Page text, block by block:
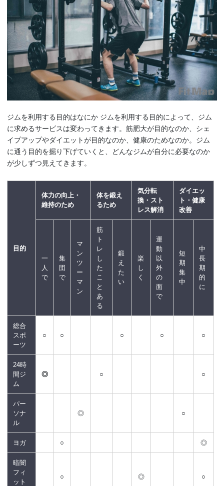
ジムを利用する目的はなにか ジムを利用する目的によって、ジム
に求めるサービスは変わってきます。筋肥大が目的なのか、シェ
イプアップやダイエットが目的なのか、健康のためなのか。ジム
に通う目的を掘り下げていくと、どんなジムが自分に必要なのか
が少しずつ見えてきます。
目的
体力の向上・
維持のため
体を鍛え
るため
気分転
換・スト
レス解消
ダイエッ
ト・健康
改善
一
人
で
集
団
で
マ
ン
ツ
ー
マ
ン
筋
ト
レ
し
た
こ
と
あ
る
鍛
え
た
い
楽
し
く
運
動
以
外
の
面
で
短
期
集
中
中
長
期
的
に
総合
スポ
ーツ
○ ○ ○ ○ ○
24時
間ジ
ム
◎ ○ ○
パー
ソナ
ル
◎ ○
ヨガ ○ ◎
暗闇
フィ
ット
○ ◎ ○